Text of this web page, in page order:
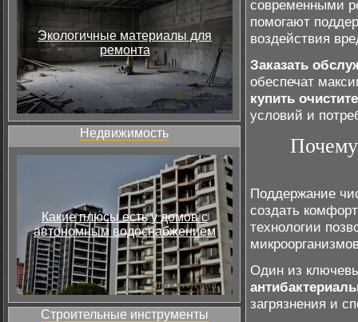
Экологичные материалы для
ремонта
Недвижимость
Какие плюсы есть у домов с
автономным водоснабжением
Строительные инструменты
современными
помогают
воздействия
Заказать
обеспечат
купить
условий и
Поддержание
создать
технологии
Один из
загрязнения и